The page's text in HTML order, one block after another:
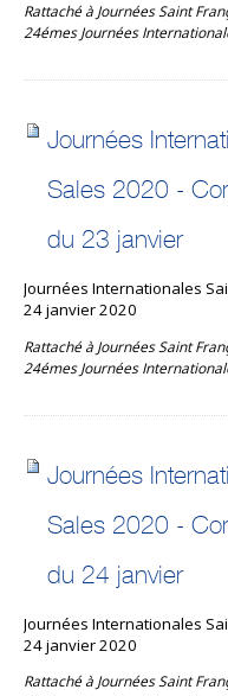
Rattaché à Journées Saint
24émes Journées
Journées
Sales 2020 -
du 23 janvier
Journées Internationales
24 janvier 2020
Rattaché à Journées Saint
24émes Journées
Journées
Sales 2020 -
du 24 janvier
Journées Internationales
24 janvier 2020
Rattaché à Journées Saint